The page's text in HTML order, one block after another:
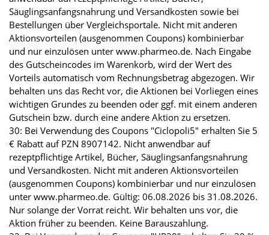
Säuglingsanfangsnahrung und Versandkosten sowie bei
Bestellungen über Vergleichsportale. Nicht mit anderen
Aktionsvorteilen (ausgenommen Coupons) kombinierbar
und nur einzulösen unter www.pharmeo.de. Nach Eingabe
des Gutscheincodes im Warenkorb, wird der Wert des
Vorteils automatisch vom Rechnungsbetrag abgezogen. Wir
behalten uns das Recht vor, die Aktionen bei Vorliegen eines
wichtigen Grundes zu beenden oder ggf. mit einem anderen
Gutschein bzw. durch eine andere Aktion zu ersetzen.
30: Bei Verwendung des Coupons "Ciclopoli5" erhalten Sie 5
€ Rabatt auf PZN 8907142. Nicht anwendbar auf
rezeptpflichtige Artikel, Bücher, Säuglingsanfangsnahrung
und Versandkosten. Nicht mit anderen Aktionsvorteilen
(ausgenommen Coupons) kombinierbar und nur einzulösen
unter www.pharmeo.de. Gültig: 06.08.2026 bis 31.08.2026.
Nur solange der Vorrat reicht. Wir behalten uns vor, die
Aktion früher zu beenden. Keine Barauszahlung.